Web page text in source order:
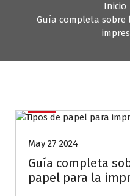
Inicio
Guía completa sobre
May 27 2024
Guía completa
papel para la